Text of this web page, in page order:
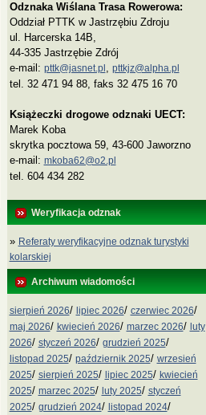
Odznaka Wiślana Trasa Rowerowa:
Oddział PTTK w Jastrzębiu Zdroju
ul. Harcerska 14B,
44-335 Jastrzębie Zdrój
e-mail: pttk@jasnet.pl pttkjz@alpha.pl
tel. 32 471 94 88, faks 32 475 16 70
Książeczki drogowe odznaki UECT:
Marek Koba
skrytka pocztowa 59, 43-600 Jaworzno
e‑mail: mkoba62@o2.pl
tel. 604 434 282
Weryfikacja odznak
» Referaty weryfikacyjne odznak turystyki
kolarskiej
Archiwum wiadomości
sierpień 2026/ lipiec 2026/ czerwiec 2026/
maj 2026/ kwiecień 2026/ marzec 2026/ luty
2026/ styczeń 2026/ grudzień 2025/
listopad 2025/ październik 2025/ wrzesień
2025/ sierpień 2025/ lipiec 2025/ kwiecień
2025/ marzec 2025/ luty 2025/ styczeń
2025/ grudzień 2024/ listopad 2024/